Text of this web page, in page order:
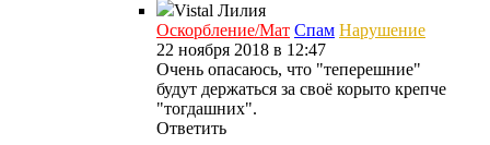
Vistal Лилия
Оскорбление/Мат Спам Нарушение
22 ноября 2018 в 12:47
Очень опасаюсь, что "теперешние"
будут держаться за своё корыто крепче
"тогдашних".
Ответить